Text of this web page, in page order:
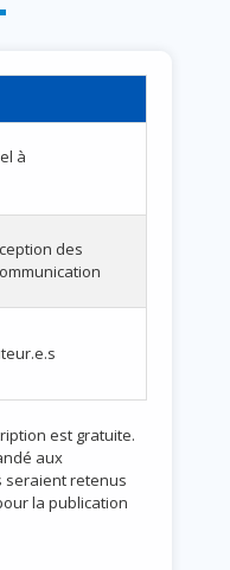
à
des
est gratuite.
aux
seraient retenus
la publication